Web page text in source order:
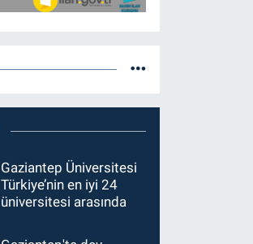
Gaziantep Üniversitesi
Türkiye’nin en iyi 24
üniversitesi arasında